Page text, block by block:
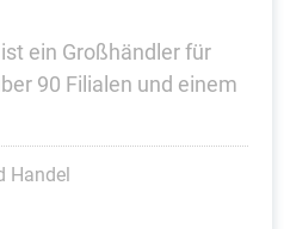
ein Großhändler für
90 Filialen und einem
Handel